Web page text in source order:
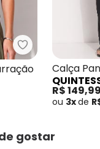
Quintess -
Calça
Clochard
R$ 149,99
ou 3xde
gostar